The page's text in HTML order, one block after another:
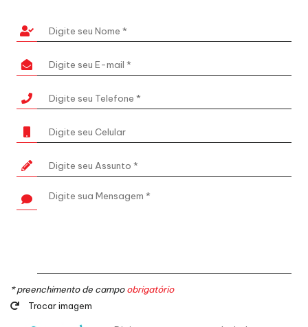
* preenchimento de campoobrigatório
Trocar imagem